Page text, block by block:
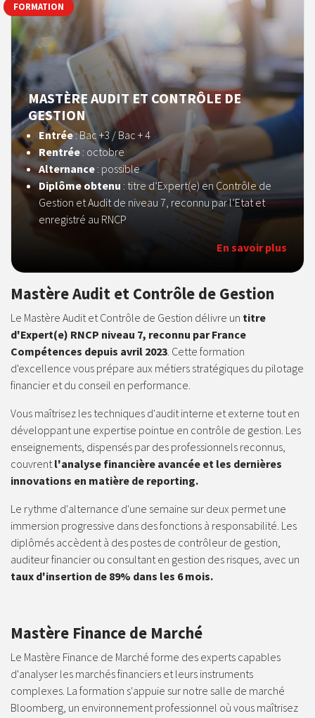
MASTÈRE AUDIT ET CONTRÔLE DE
GESTION
Entrée: Bac +3 / Bac + 4
Rentrée : octobre
Alternance : possible
Diplôme obtenu : titre d’Expert(e) en Contrôle de
Gestion et Audit de niveau 7, reconnu par l’Etat et
enregistré au RNCP
En savoir plus
FORMATION
Mastère Audit et Contrôle de Gestion
Le Mastère Audit et Contrôle de Gestion délivre un titre
d'Expert(e) RNCP niveau 7, reconnu par France
Compétences depuis avril 2023. Cette formation
d'excellence vous prépare aux métiers stratégiques du pilotage
financier et du conseil en performance.
Vous maîtrisez les techniques d'audit interne et externe tout en
développant une expertise pointue en contrôle de gestion. Les
enseignements, dispensés par des professionnels reconnus,
couvrentl'analyse financière avancée et les dernières
innovations en matière de reporting.
Le rythme d'alternance d'une semaine sur deux permet une
immersion progressive dans des fonctions à responsabilité. Les
diplômés accèdent à des postes de contrôleur de gestion,
auditeur financier ou consultant en gestion des risques, avec un
taux d'insertion de 89% dans les 6 mois.
Mastère Finance de Marché
Le Mastère Finance de Marché forme des experts capables
d'analyser les marchés financiers et leurs instruments
complexes. La formation s'appuie sur notre salle de marché
Bloomberg, un environnement professionnel où vous maîtrisez